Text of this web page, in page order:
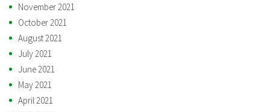
November 2021
October 2021
August 2021
July 2021
June 2021
May 2021
April 2021